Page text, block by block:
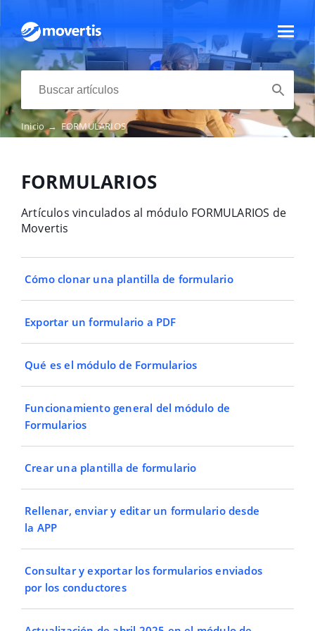
Inicio→ FORMULARIOS
FORMULARIOS
Artículos vinculados al módulo FORMULARIOS de
Movertis
Cómo clonar una plantilla de formulario
Exportar un formulario a PDF
Qué es el módulo de Formularios
Funcionamiento general del módulo de
Formularios
Crear una plantilla de formulario
Rellenar, enviar y editar un formulario desde
la APP
Consultar y exportar los formularios enviados
por los conductores